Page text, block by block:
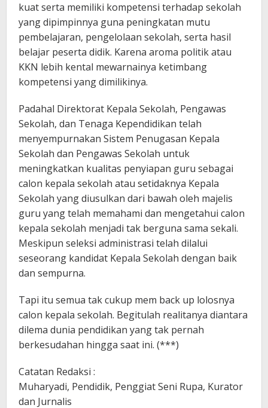
kuat serta memiliki kompetensi terhadap sekolah
yang dipimpinnya guna peningkatan mutu
pembelajaran, pengelolaan sekolah, serta hasil
belajar peserta didik. Karena aroma politik atau
KKN lebih kental mewarnainya ketimbang
kompetensi yang dimilikinya.
Padahal Direktorat Kepala Sekolah, Pengawas
Sekolah, dan Tenaga Kependidikan telah
menyempurnakan Sistem Penugasan Kepala
Sekolah dan Pengawas Sekolah untuk
meningkatkan kualitas penyiapan guru sebagai
calon kepala sekolah atau setidaknya Kepala
Sekolah yang diusulkan dari bawah oleh majelis
guru yang telah memahami dan mengetahui calon
kepala sekolah menjadi tak berguna sama sekali.
Meskipun seleksi administrasi telah dilalui
seseorang kandidat Kepala Sekolah dengan baik
dan sempurna.
Tapi itu semua tak cukup mem back up lolosnya
calon kepala sekolah. Begitulah realitanya diantara
dilema dunia pendidikan yang tak pernah
berkesudahan hingga saat ini. (***)
Catatan Redaksi :
Muharyadi, Pendidik, Penggiat Seni Rupa, Kurator
dan Jurnalis